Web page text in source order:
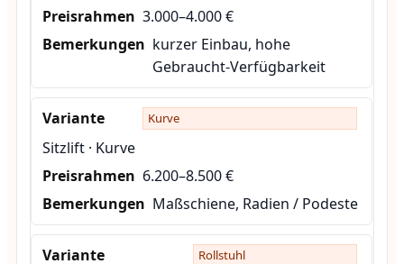
3.000–4.000 €
kurzer Einbau, hohe
Gebraucht-Verfügbarkeit
Kurve
Sitzlift · Kurve
6.200–8.500 €
Maßschiene, Radien / Podeste
Rollstuhl